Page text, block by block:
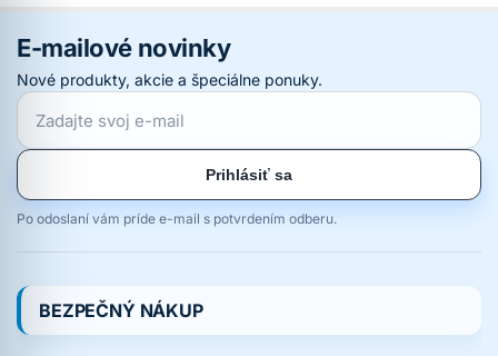
E-mailové novinky
Nové produkty, akcie a špeciálne ponuky.
Prihlásiť sa
Po odoslaní vám príde e-mail s potvrdením odberu.
BEZPEČNÝ NÁKUP